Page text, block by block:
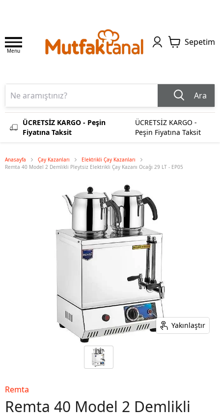
Menu
Sepetim
Ara
ÜCRETSİZ KARGO - Peşin
Fiyatına Taksit
ÜCRETSİZ KARGO -
Peşin Fiyatına Taksit
Anasayfa Çay Kazanları
Elektrikli Çay Kazanları
Remta 40 Model 2 Demlikli Pleytsiz Elektrikli Çay Kazanı Ocağı 29 LT - EP05
Yakınlaştır
Remta
Remta 40 Model 2 Demlikli